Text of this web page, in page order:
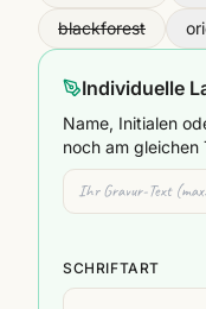
blackforest
Individuelle
Name, Initialen
noch am gleichen
SCHRIFTART